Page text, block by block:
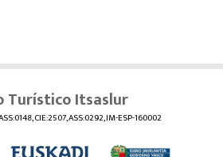
Turístico Itsaslur
CIE:2507, ASS:0292, IM-ESP-160002